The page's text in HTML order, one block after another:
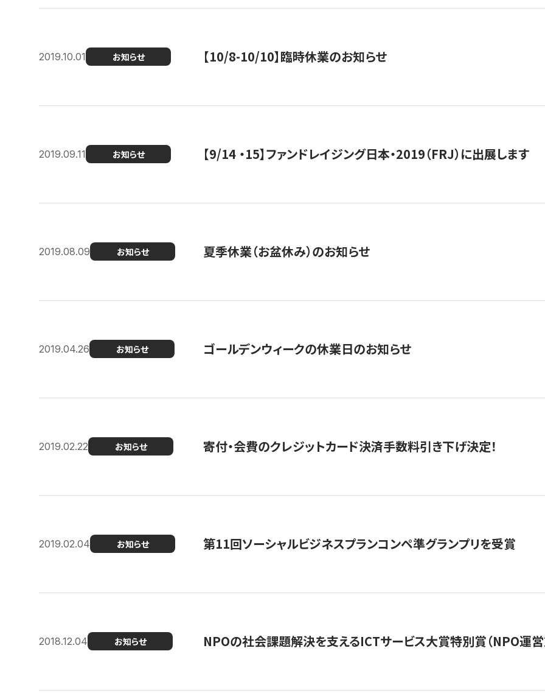
2019.10.01 お知らせ 【10/8-10/10】臨時休業のお知らせ
2019.09.11 お知らせ 【9/14 ・15】ファンドレイジング日本・2019（FRJ）に出展します
2019.08.09 お知らせ 夏季休業（お盆休み）のお知らせ
2019.04.26 お知らせ ゴールデンウィークの休業日のお知らせ
2019.02.22 お知らせ 寄付・会費のクレジットカード決済手数料引き下げ決定！
2019.02.04 お知らせ 第11回ソーシャルビジネスプランコンペ準グランプリを受賞
2018.12.04 お知らせ NPOの社会課題解決を支えるICTサービス大賞特別賞（NPO運